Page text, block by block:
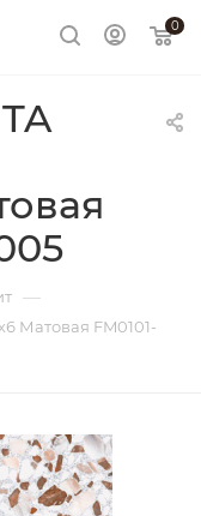
0
—
Матовая FM0101-